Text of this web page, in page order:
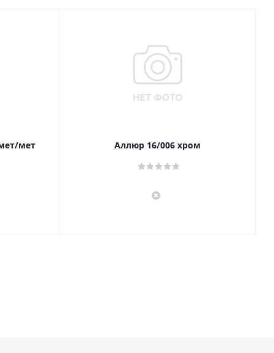
мет
Аллюр 16/006 хром